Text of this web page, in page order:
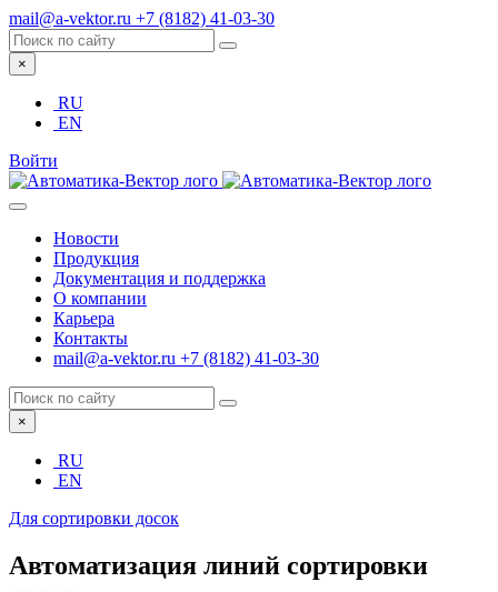
mail@a-vektor.ru +7 (8182) 41-03-30
×
RU
EN
Войти
Новости
Продукция
Документация и поддержка
О компании
Карьера
Контакты
mail@a-vektor.ru +7 (8182) 41-03-30
×
RU
EN
Для сортировки досок
Автоматизация линий сортировки